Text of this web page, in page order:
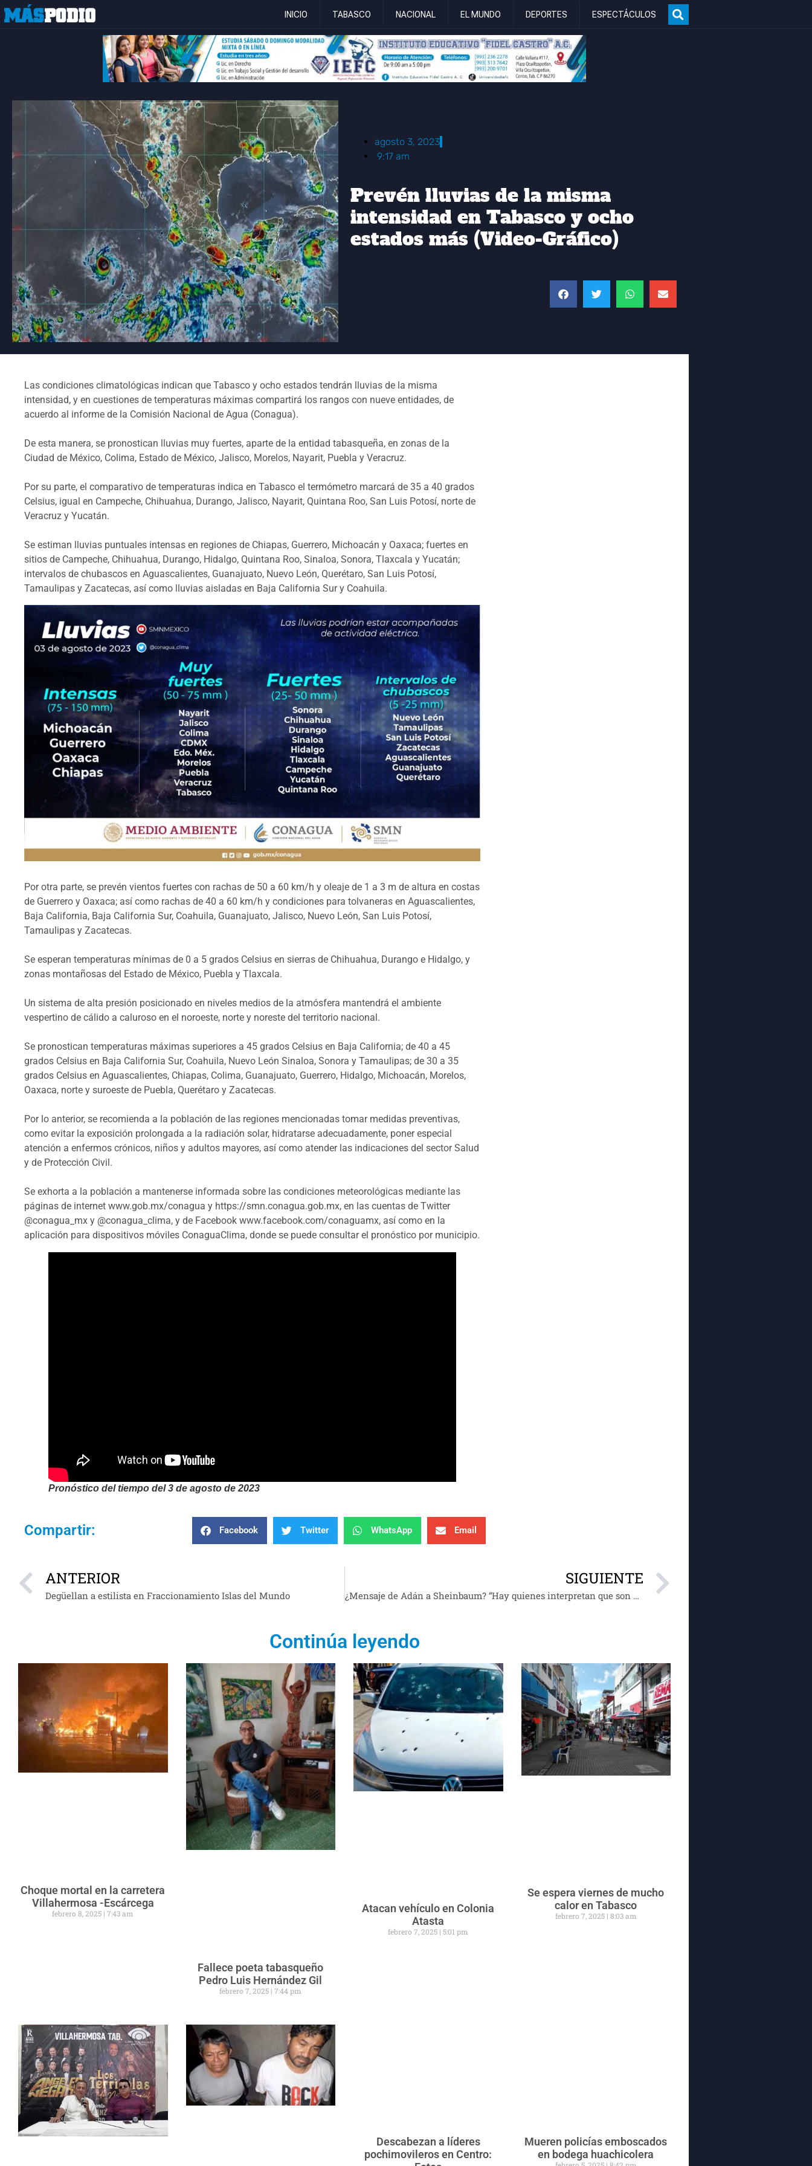
INICIO TABASCO NACIONAL EL MUNDO DEPORTES ESPECTÁCULOS
agosto 3, 2023
9:17 am
Prevén lluvias de la misma
intensidad en Tabasco y ocho
estados más (Video-Gráfico)
Las condiciones climatológicas indican que Tabasco y ocho estados tendrán lluvias de la misma
intensidad, y en cuestiones de temperaturas máximas compartirá los rangos con nueve entidades, de
acuerdo al informe de la Comisión Nacional de Agua (Conagua).
De esta manera, se pronostican lluvias muy fuertes, aparte de la entidad tabasqueña, en zonas de la
Ciudad de México, Colima, Estado de México, Jalisco, Morelos, Nayarit, Puebla y Veracruz.
Por su parte, el comparativo de temperaturas indica en Tabasco el termómetro marcará de 35 a 40 grados
Celsius, igual en Campeche, Chihuahua, Durango, Jalisco, Nayarit, Quintana Roo, San Luis Potosí, norte de
Veracruz y Yucatán.
Se estiman lluvias puntuales intensas en regiones de Chiapas, Guerrero, Michoacán y Oaxaca; fuertes en
sitios de Campeche, Chihuahua, Durango, Hidalgo, Quintana Roo, Sinaloa, Sonora, Tlaxcala y Yucatán;
intervalos de chubascos en Aguascalientes, Guanajuato, Nuevo León, Querétaro, San Luis Potosí,
Tamaulipas y Zacatecas, así como lluvias aisladas en Baja California Sur y Coahuila.
Por otra parte, se prevén vientos fuertes con rachas de 50 a 60 km/h y oleaje de 1 a 3 m de altura en costas
de Guerrero y Oaxaca; así como rachas de 40 a 60 km/h y condiciones para tolvaneras en Aguascalientes,
Baja California, Baja California Sur, Coahuila, Guanajuato, Jalisco, Nuevo León, San Luis Potosí,
Tamaulipas y Zacatecas.
Se esperan temperaturas mínimas de 0 a 5 grados Celsius en sierras de Chihuahua, Durango e Hidalgo, y
zonas montañosas del Estado de México, Puebla y Tlaxcala.
Un sistema de alta presión posicionado en niveles medios de la atmósfera mantendrá el ambiente
vespertino de cálido a caluroso en el noroeste, norte y noreste del territorio nacional.
Se pronostican temperaturas máximas superiores a 45 grados Celsius en Baja California; de 40 a 45
grados Celsius en Baja California Sur, Coahuila, Nuevo León Sinaloa, Sonora y Tamaulipas; de 30 a 35
grados Celsius en Aguascalientes, Chiapas, Colima, Guanajuato, Guerrero, Hidalgo, Michoacán, Morelos,
Oaxaca, norte y suroeste de Puebla, Querétaro y Zacatecas.
Por lo anterior, se recomienda a la población de las regiones mencionadas tomar medidas preventivas,
como evitar la exposición prolongada a la radiación solar, hidratarse adecuadamente, poner especial
atención a enfermos crónicos, niños y adultos mayores, así como atender las indicaciones del sector Salud
y de Protección Civil.
Se exhorta a la población a mantenerse informada sobre las condiciones meteorológicas mediante las
páginas de internet www.gob.mx/conagua y https://smn.conagua.gob.mx, en las cuentas de Twitter
@conagua_mx y @conagua_clima, y de Facebook www.facebook.com/conaguamx, así como en la
aplicación para dispositivos móviles ConaguaClima, donde se puede consultar el pronóstico por municipio.
Pronóstico del tiempo del 3 de agosto de 2023
Compartir: Facebook Twitter WhatsApp Email
ANTERIOR
Degüellan a estilista en Fraccionamiento Islas del Mundo
SIGUIENTE
¿Mensaje de Adán a Sheinbaum? “Hay quienes interpretan que son el consentido, la consentida”
Continúa leyendo
Choque mortal en la carretera
Villahermosa -Escárcega
febrero 8, 2025 7:43 am
Fallece poeta tabasqueño
Pedro Luis Hernández Gil
febrero 7, 2025 7:44 pm
Atacan vehículo en Colonia
Atasta
febrero 7, 2025 5:01 pm
Se espera viernes de mucho
calor en Tabasco
febrero 7, 2025 8:03 am
Descabezan a líderes
pochimovileros en Centro:
Mueren policías emboscados
en bodega huachicolera